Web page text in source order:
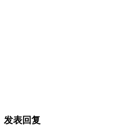
发表回复